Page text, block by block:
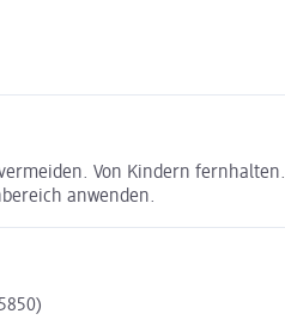
Von Kindern
anwenden.